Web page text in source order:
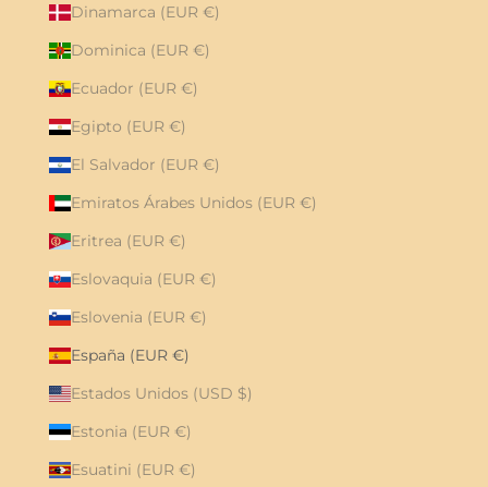
Dinamarca (EUR €)
Dominica (EUR €)
Ecuador (EUR €)
Egipto (EUR €)
El Salvador (EUR €)
Emiratos Árabes Unidos (EUR €)
Eritrea (EUR €)
Eslovaquia (EUR €)
Eslovenia (EUR €)
España (EUR €)
Estados Unidos (USD $)
Estonia (EUR €)
Esuatini (EUR €)